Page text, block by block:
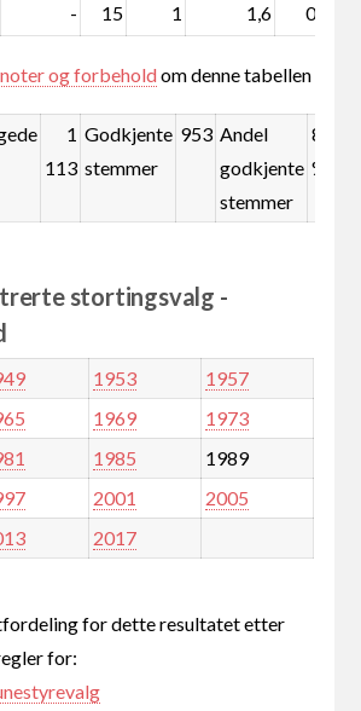
- 15 1 1,6 0,1
og forbeholdom denne tabellen
1
113
Godkjente
stemmer
953 Andel
godkjente
stemmer
85,6
%
stortingsvalg -
1953
1957
1969
1973
1985
1989
2001
2005
2017
for dette resultatet etter
for: